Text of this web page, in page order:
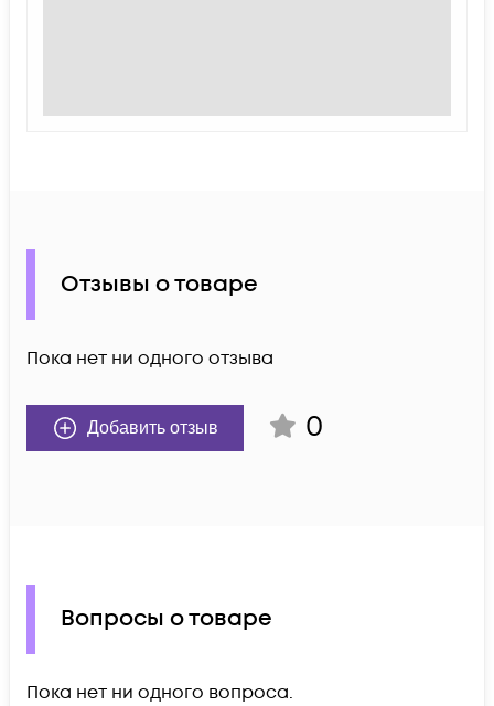
Отзывы о товаре
Пока нет ни одного отзыва
Добавить отзыв 0
Вопросы о товаре
Пока нет ни одного вопроса.